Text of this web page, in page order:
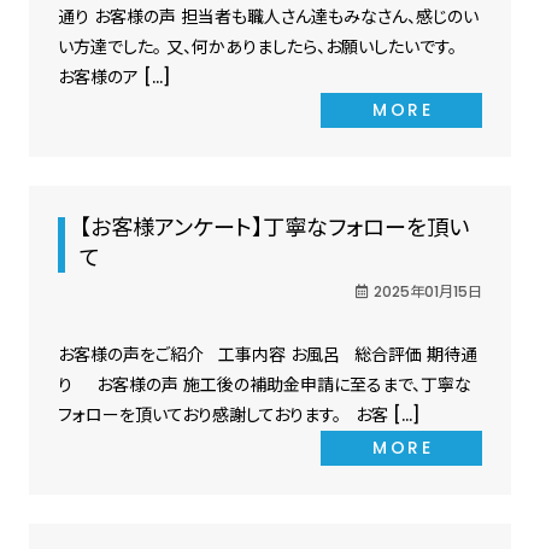
通り お客様の声 担当者も職人さん達もみなさん、感じのい
い方達でした。 又、何かありましたら、お願いしたいです。
お客様のア […]
MORE
【お客様アンケート】丁寧なフォローを頂い
て
2025年01月15日
お客様の声をご紹介 工事内容 お風呂 総合評価 期待通
り お客様の声 施工後の補助金申請に至るまで、丁寧な
フォローを頂いており感謝しております。 お客 […]
MORE